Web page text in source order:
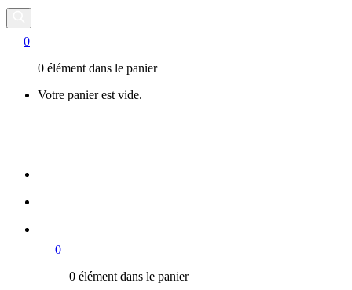
0
0 élément dans le panier
Votre panier est vide.
0
0 élément dans le panier